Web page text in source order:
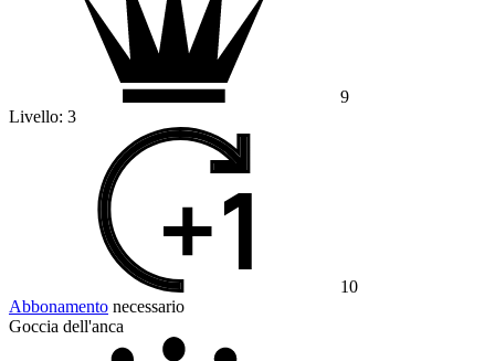
9
Livello: 3
10
Abbonamento necessario
Goccia dell'anca